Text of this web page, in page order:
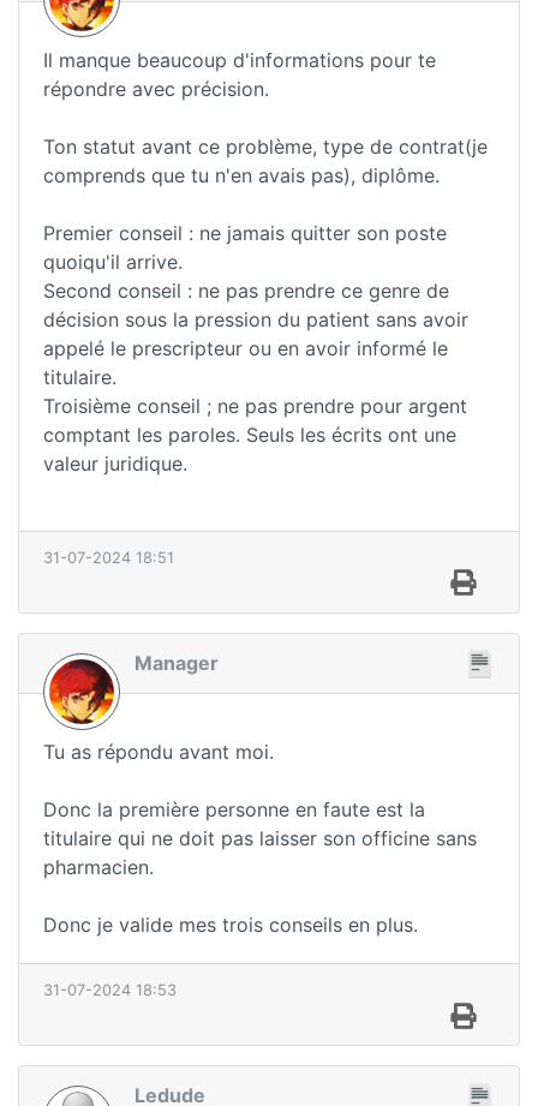
Il manque beaucoup d'informations pour te
répondre avec précision.
Ton statut avant ce problème, type de contrat(je
comprends que tu n'en avais pas), diplôme.
Premier conseil : ne jamais quitter son poste
quoiqu'il arrive.
Second conseil : ne pas prendre ce genre de
décision sous la pression du patient sans avoir
appelé le prescripteur ou en avoir informé le
titulaire.
Troisième conseil ; ne pas prendre pour argent
comptant les paroles. Seuls les écrits ont une
valeur juridique.
31-07-2024 18:51
Manager
Tu as répondu avant moi.
Donc la première personne en faute est la
titulaire qui ne doit pas laisser son officine sans
pharmacien.
Donc je valide mes trois conseils en plus.
31-07-2024 18:53
Ledude